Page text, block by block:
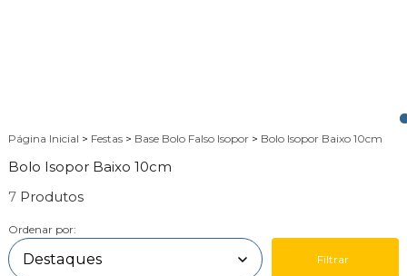
Página Inicial > Festas > Base Bolo Falso Isopor > Bolo Isopor Baixo 10cm
Bolo Isopor Baixo 10cm
7
Ordenar por:
Filtrar